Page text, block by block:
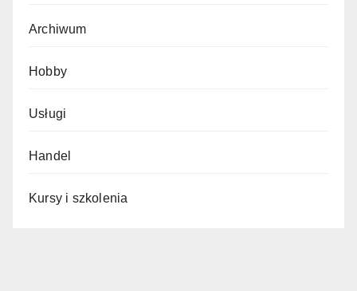
Archiwum
Hobby
Usługi
Handel
Kursy i szkolenia